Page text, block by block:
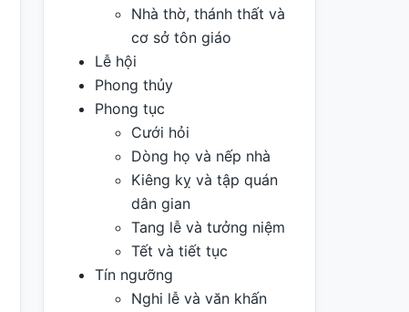
Nhà thờ, thánh thất và
cơ sở tôn giáo
Lễ hội
Phong thủy
Phong tục
Cưới hỏi
Dòng họ và nếp nhà
Kiêng kỵ và tập quán
dân gian
Tang lễ và tưởng niệm
Tết và tiết tục
Tín ngưỡng
Nghi lễ và văn khấn